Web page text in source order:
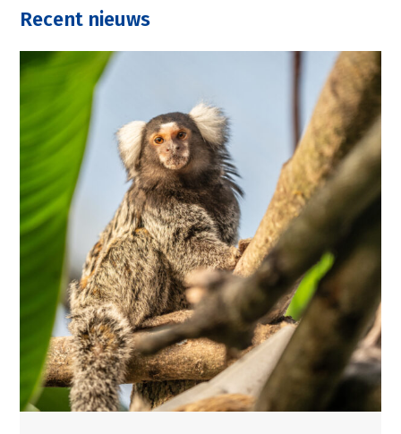
Recent nieuws